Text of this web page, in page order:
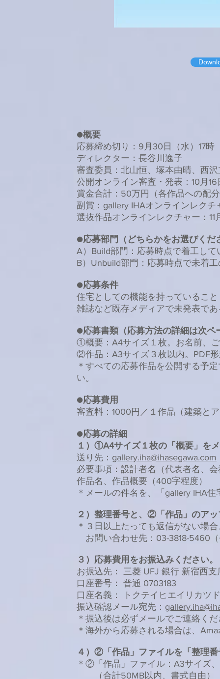
●概要
応募締め切り：9月30日（水）17時
ディレクター：長谷川逸子
審査委員：北山恒、塚本由晴、西
公開オンライン審査・発表：10月16
賞金合計：50万円（各作品への配
副賞：gallery IHAオンラインレクチ
選抜作品オンラインレクチャー：
●応募部門（どちらかをお選びくだ
A）Build部門：応募時点で着工し
B）Unbuild部門：応募時点で未着
●応募条件
住宅としての機能を持っているこ
雑誌など既存メディアで未発表で
●応募書類（応募方法の詳細は次ペ
①概要：A4サイズ１枚。お名前、
②作品：A3サイズ３枚以内。PDF
＊すべての応募作品を公開する予
い。
●応募費用
審査料：1000円／１作品（建築と
●応募の詳細
１）①A4サイズ１枚の「概要」を
送り先： gallery.iha@ihasegawa.com
必要事項：設計者名（代表者名、
作品名、作品概要（400字程度）
＊メールの件名を、「gallery IHA
２）整理番号と、②「作品」のア
＊３日以上たっても返信がない場
お問い合わせ先：03-3818-5460
３）応募費用をお振込みください。
お振込先： 三菱 UFJ 銀行 新宿西支
口座番号： 普通 0703183
口座名義： トクテイヒエイリカツ
振込確認メール宛先：
＊振込後は必ずメールでご連絡く
＊海外から応募される場合は、
４）②「作品」ファイルを「整理
＊②「作品」ファイル：A3サイズ
（合計50MB以内、書式自由）